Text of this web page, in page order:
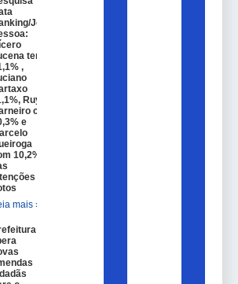
João
tem
,
Ruy
com
e
10,2%
de
mais »